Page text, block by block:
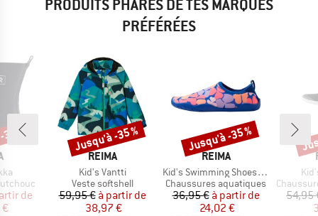
PRODUITS PHARES DE TES MARQUES
PRÉFÉRÉES
réduit
de
%
MARQUE
REIMA
Article
Kid's Vantti
Product group
Veste softshell
Prix
59,95 € Prix réduit
à partir de
38,97 €
Remise
Jusqu'à -35 %
MARQUE
REIMA
Article
Kid's Swimming Shoes Lean
Product group
Chaussures aquatiques
Prix
36,95 € Prix réduit
à partir de
24,02 €
Remise
Jusqu'à -35 %
Product
54,95